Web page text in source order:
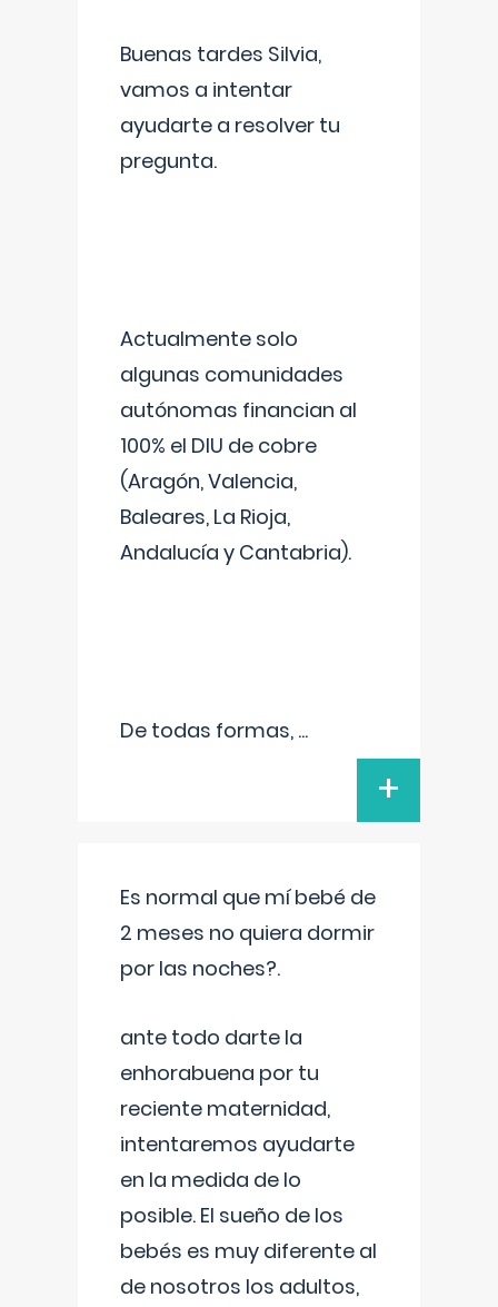
Buenas tardes Silvia,
vamos a intentar
ayudarte a resolver tu
pregunta.
Actualmente solo
algunas comunidades
autónomas financian al
100% el DIU de cobre
(Aragón, Valencia,
Baleares, La Rioja,
Andalucía y Cantabria).
De todas formas, ...
+
Es normal que mí bebé de
2 meses no quiera dormir
por las noches?.
ante todo darte la
enhorabuena por tu
reciente maternidad,
intentaremos ayudarte
en la medida de lo
posible. El sueño de los
bebés es muy diferente al
de nosotros los adultos,